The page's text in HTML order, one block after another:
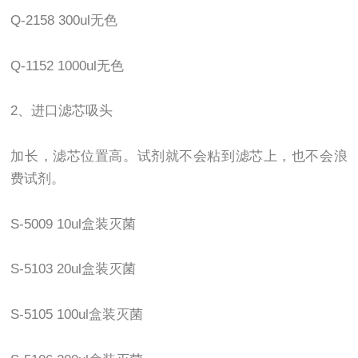
Q-2158 300ul无色
Q-1152 1000ul无色
2、进口滤芯吸头
加长，滤芯位置高。试剂就不会粘到滤芯上，也不会浪
费试剂。
S-5009 10ul盒装灭菌
S-5103 20ul盒装灭菌
S-5105 100ul盒装灭菌